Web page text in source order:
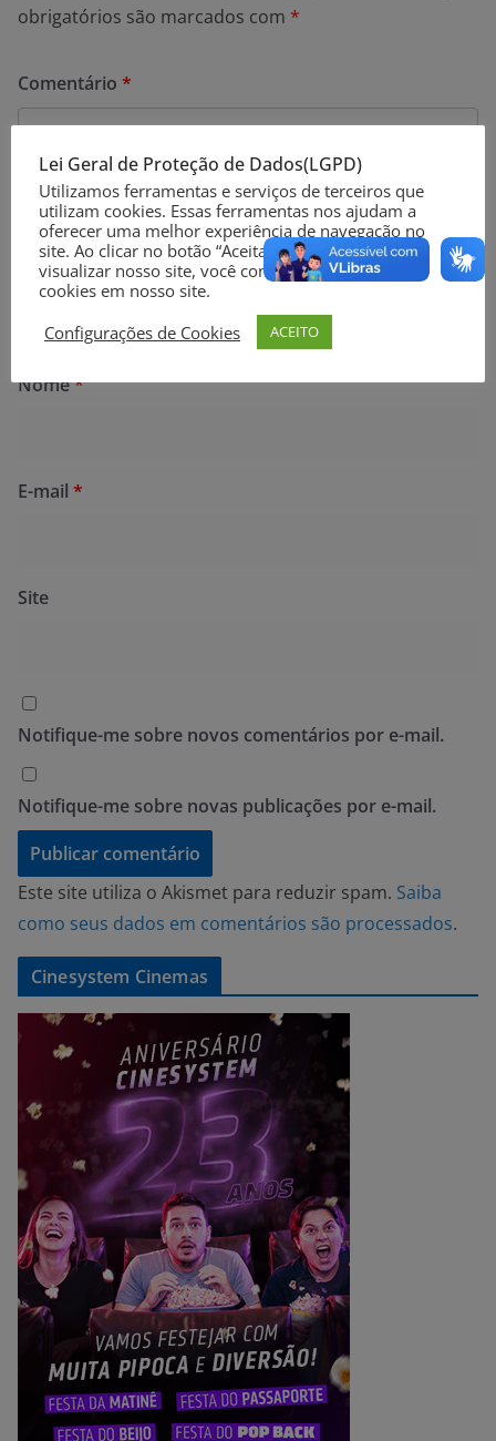
obrigatórios são marcados com *
Comentário *
Nome*
E-mail *
Site
Notifique-me sobre novos comentários por e-mail.
Notifique-me sobre novas publicações por e-mail.
Este site utiliza o Akismet para reduzir spam. Saiba
como seus dados em comentários são processados.
Cinesystem Cinemas
Lei Geral de Proteção de Dados(LGPD)
Utilizamos ferramentas e serviços de terceiros que
utilizam cookies. Essas ferramentas nos ajudam a
oferecer uma melhor experiência de navegação no
site. Ao clicar no botão “Aceitar” ou continuar a
visualizar nosso site, você concorda com o uso de
cookies em nosso site.
Configurações de Cookies
ACEITO